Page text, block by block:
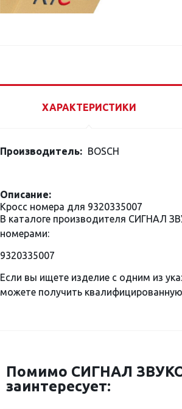
ХАРАКТЕРИСТИКИ
Производитель: BOSCH
Описание:
Кросс номера для 9320335007
В каталоге производителя СИГНАЛ
номерами:
9320335007
Если вы ищете изделие с одним из
можете получить
Помимо СИГНАЛ
заинтересует: